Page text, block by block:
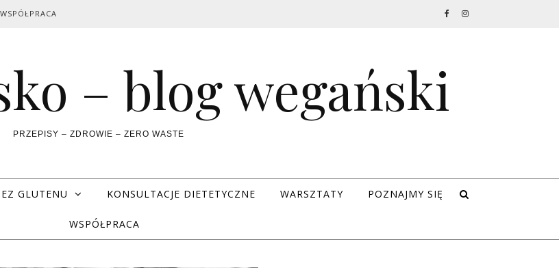
WSPÓŁPRACA
– blog wegański
PRZEPISY – ZDROWIE – ZERO WASTE
GLUTENU KONSULTACJE DIETETYCZNE WARSZTATY POZNAJMY SIĘ
WSPÓŁPRACA